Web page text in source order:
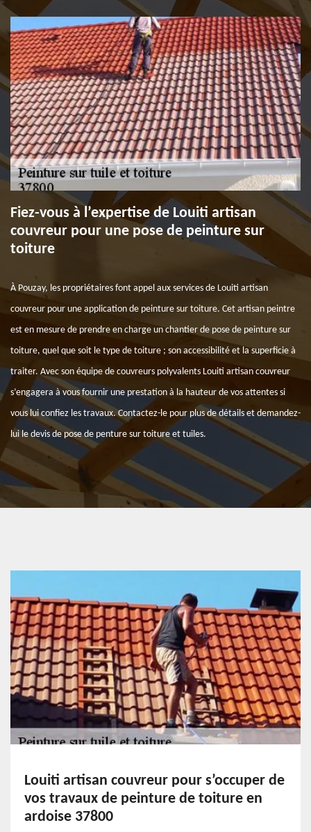
Fiez-vous à l’expertise de Louiti artisan
couvreur pour une pose de peinture sur
toiture
À Pouzay, les propriétaires font appel aux services de Louiti artisan
couvreur pour une application de peinture sur toiture. Cet artisan peintre
est en mesure de prendre en charge un chantier de pose de peinture sur
toiture, quel que soit le type de toiture ; son accessibilité et la superficie à
traiter. Avec son équipe de couvreurs polyvalents Louiti artisan couvreur
s’engagera à vous fournir une prestation à la hauteur de vos attentes si
vous lui confiez les travaux. Contactez-le pour plus de détails et demandez-
lui le devis de pose de penture sur toiture et tuiles.
Louiti artisan couvreur pour s’occuper de
vos travaux de peinture de toiture en
ardoise 37800